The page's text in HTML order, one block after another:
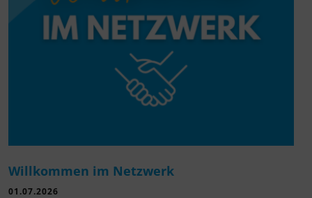
Willkommen im Netzwerk
01.07.2026